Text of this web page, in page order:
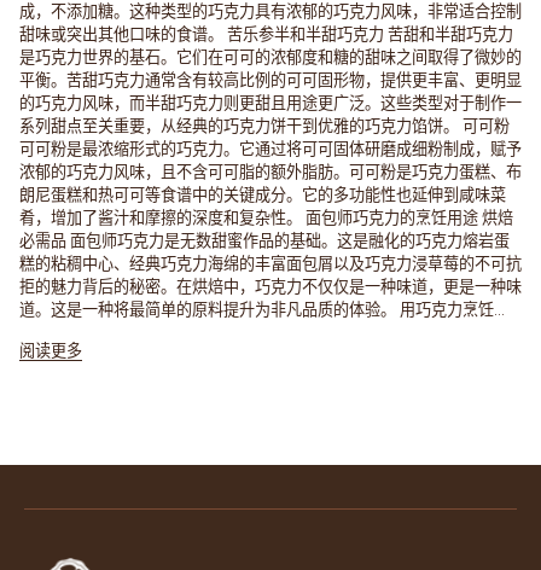
成，不添加糖。这种类型的巧克力具有浓郁的巧克力风味，非常适合控制
甜味或突出其他口味的食谱。 苦乐参半和半甜巧克力 苦甜和半甜巧克力
是巧克力世界的基石。它们在可可的浓郁度和糖的甜味之间取得了微妙的
平衡。苦甜巧克力通常含有较高比例的可可固形物，提供更丰富、更明显
的巧克力风味，而半甜巧克力则更甜且用途更广泛。这些类型对于制作一
系列甜点至关重要，从经典的巧克力饼干到优雅的巧克力馅饼。 可可粉
可可粉是最浓缩形式的巧克力。它通过将可可固体研磨成细粉制成，赋予
浓郁的巧克力风味，且不含可可脂的额外脂肪。可可粉是巧克力蛋糕、布
朗尼蛋糕和热可可等食谱中的关键成分。它的多功能性也延伸到咸味菜
肴，增加了酱汁和摩擦的深度和复杂性。 面包师巧克力的烹饪用途 烘焙
必需品 面包师巧克力是无数甜蜜作品的基础。这是融化的巧克力熔岩蛋
糕的粘稠中心、经典巧克力海绵的丰富面包屑以及巧克力浸草莓的不可抗
拒的魅力背后的秘密。在烘焙中，巧克力不仅仅是一种味道，更是一种味
道。这是一种将最简单的原料提升为非凡品质的体验。 用巧克力烹饪...
阅读更多